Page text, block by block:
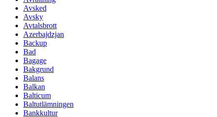
Avsked
Avsky
Avtalsbrott
Azerbajdzjan
Backup
Bad
Bagage
Bakgrund
Balans
Balkan
Balticum
Baltutlämningen
Bankkultur